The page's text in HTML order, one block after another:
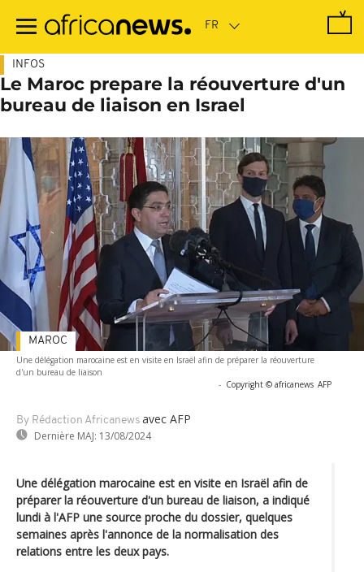
contenu
INFOS
Le Maroc prepare la réouverture d'un
bureau de liaison en Israel
Une délégation marocaine est en visite en Israël afin de préparer la réouverture
d'un bureau de liaison
- Copyright © africanews AFP
By Rédaction Africanews avec AFP
Dernière MAJ: 13/08/2024
MAROC
Une délégation marocaine est en visite en Israël afin de
préparer la réouverture d'un bureau de liaison, a indiqué
lundi à l'AFP une source proche du dossier, quelques
semaines après l'annonce de la normalisation des
relations entre les deux pays.